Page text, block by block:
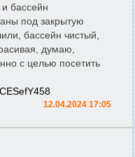
бассейн
под закрытую
бассейн чистый,
думаю,
с целью посетить
12.04.2024 17:05